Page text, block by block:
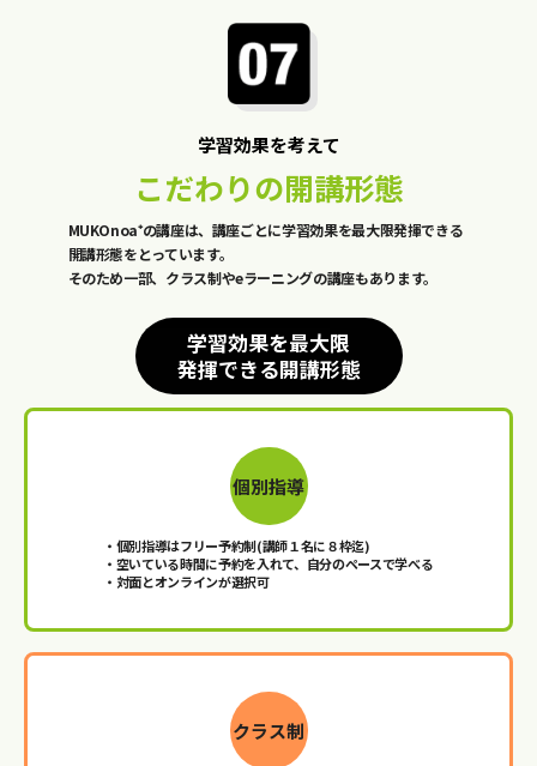
学習効果を考えて
こだわりの開講形態
MUKOnoa⁺の講座は、講座ごとに学習効果を最大限発揮できる
開講形態をとっています。
そのため一部、クラス制やeラーニングの講座もあります。
学習効果を最大限
発揮できる開講形態
個別指導
・個別指導はフリー予約制(講師１名に８枠迄)
・空いている時間に予約を入れて、 自分のペースで学べる
・対面とオンラインが選択可
クラス制